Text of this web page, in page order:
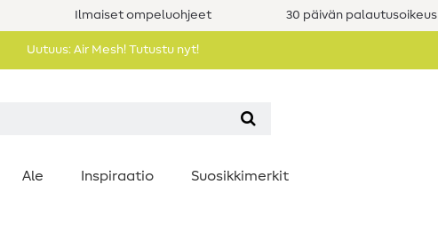
Ilmaiset ompeluohjeet 30 päivän palautusoikeus
Uutuus: Air Mesh! Tutustu nyt!
Ale Inspiraatio Suosikkimerkit